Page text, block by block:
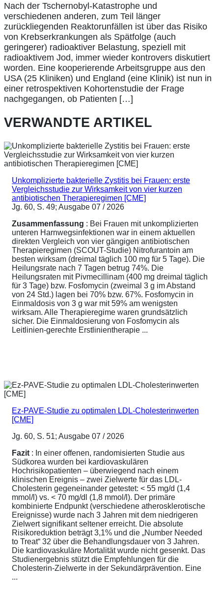
Nach der Tschernobyl-Katastrophe und
verschiedenen anderen, zum Teil länger
zurückliegenden Reaktorunfällen ist über das Risiko
von Krebserkrankungen als Spätfolge (auch
geringerer) radioaktiver Belastung, speziell mit
radioaktivem Jod, immer wieder kontrovers diskutiert
worden. Eine kooperierende Arbeitsgruppe aus den
USA (25 Kliniken) und England (eine Klinik) ist nun in
einer retrospektiven Kohortenstudie der Frage
nachgegangen, ob Patienten […]
VERWANDTE ARTIKEL
Unkomplizierte bakterielle Zystitis bei Frauen: erste
Vergleichsstudie zur Wirksamkeit von vier kurzen
antibiotischen Therapieregimen [CME]
Jg. 60, S. 49; Ausgabe 07 / 2026
Zusammenfassung : Bei Frauen mit unkomplizierten
unteren Harnwegsinfektionen war in einem aktuellen
direkten Vergleich von vier gängigen antibiotischen
Therapieregimen (SCOUT-Studie) Nitrofurantoin am
besten wirksam (dreimal täglich 100 mg für 5 Tage). Die
Heilungsrate nach 7 Tagen betrug 74%. Die
Heilungsraten mit Pivmecillinam (400 mg dreimal täglich
für 3 Tage) bzw. Fosfomycin (zweimal 3 g im Abstand
von 24 Std.) lagen bei 70% bzw. 67%. Fosfomycin in
Einmaldosis von 3 g war mit 59% am wenigsten
wirksam. Alle Therapieregime waren grundsätzlich
sicher. Die Einmaldosierung von Fosfomycin als
Leitlinien-gerechte Erstlinientherapie ...
Ez-PAVE-Studie zu optimalen LDL-Cholesterinwerten
[CME]
Jg. 60, S. 51; Ausgabe 07 / 2026
Fazit : In einer offenen, randomisierten Studie aus
Südkorea wurden bei kardiovaskulären
Hochrisikopatienten – überwiegend nach einem
klinischen Ereignis – zwei Zielwerte für das LDL-
Cholesterin gegeneinander getestet: < 55 mg/d (1,4
mmol/l) vs. < 70 mg/dl (1,8 mmol/l). Der primäre
kombinierte Endpunkt (verschiedene atherosklerotische
Ereignisse) wurde nach 3 Jahren mit dem niedrigeren
Zielwert signifikant seltener erreicht. Die absolute
Risikoreduktion beträgt 3,1% und die „Number Needed
to Treat“ 32 über die Behandlungsdauer von 3 Jahren.
Die kardiovaskuläre Mortalität wurde nicht gesenkt. Das
Studienergebnis stützt die Empfehlungen für die
Cholesterin-Zielwerte in der Sekundärprävention. Eine
...